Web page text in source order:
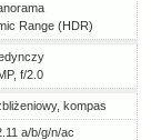
Range (HDR)
f/2.0
kompas
a/b/g/n/ac